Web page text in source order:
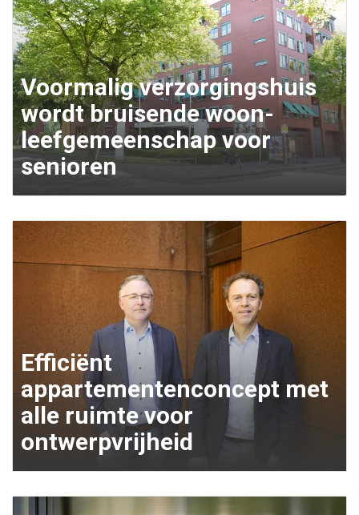
Voormalig verzorgingshuis
wordt bruisende woon-
leefgemeenschap voor
senioren
Efficiënt
appartementenconcept met
alle ruimte voor
ontwerpvrijheid